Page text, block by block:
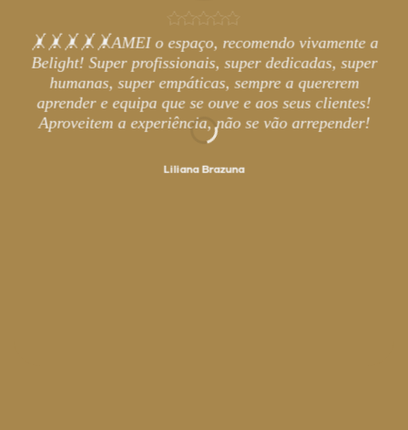
🤸🤸🤸🤸🤸AMEI o espaço, recomendo vivamente a
Belight! Super profissionais, super dedicadas, super
humanas, super empáticas, sempre a quererem
aprender e equipa que se ouve e aos seus clientes!
Aproveitem a experiência, não se vão arrepender!
Liliana Brazuna